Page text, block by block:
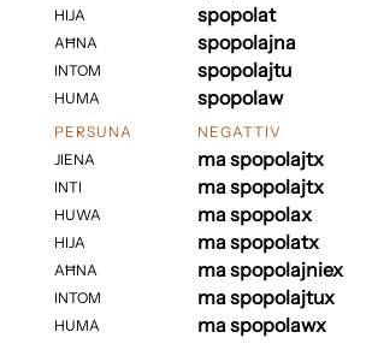
HIJA
AĦNA
INTOM
HUMA
spopolat
spopolajna
spopolajtu
spopolaw
PERSUNA
JIENA
INTI
HUWA
HIJA
AĦNA
INTOM
HUMA
NEGATTIV
ma spopolajtx
ma spopolajtx
ma spopolax
ma spopolatx
ma spopolajniex
ma spopolajtux
ma spopolawx